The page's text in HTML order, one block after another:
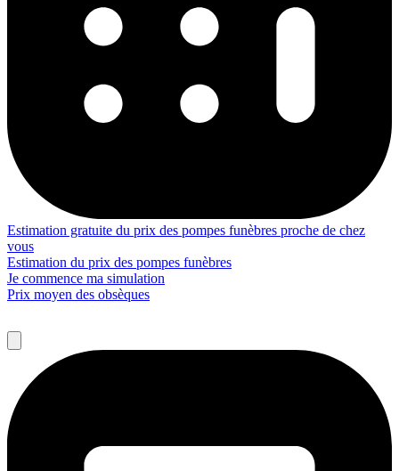
Estimation gratuite du prix des pompes funèbres proche de chez
vous
Estimation du prix des pompes funèbres
Je commence ma simulation
Prix moyen des obsèques